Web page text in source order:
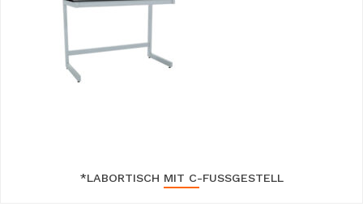
*LABORTISCH MIT C-FUSSGESTELL